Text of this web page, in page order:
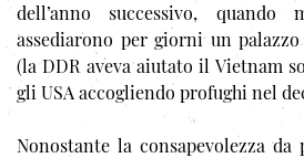
dell’anno successivo,
assediarono per giorni un
(la DDR aveva aiutato il Vietnam
gli USA accogliendo profughi nel
Nonostante la consapevolezza